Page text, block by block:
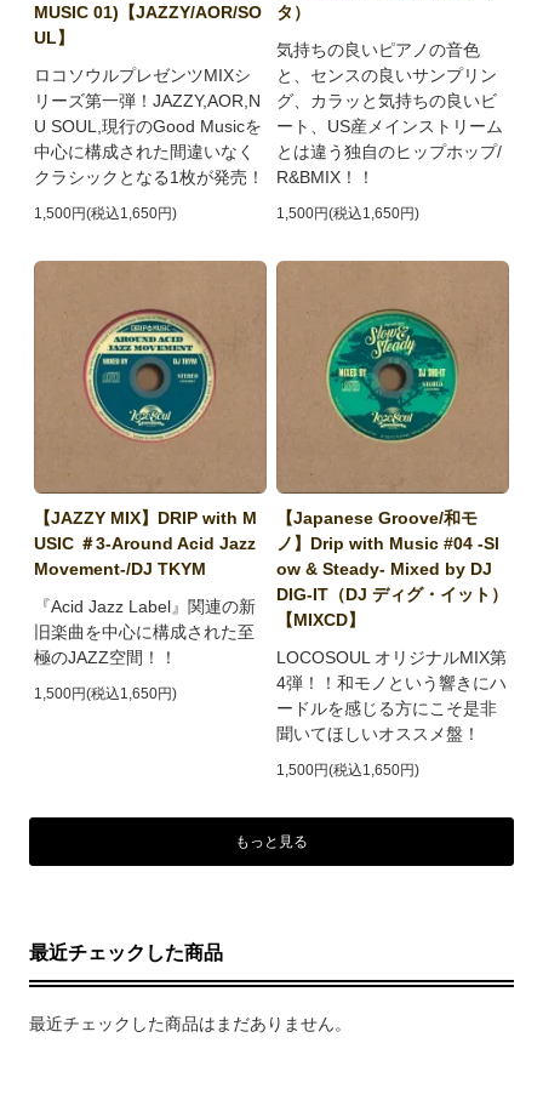
MUSIC 01)【JAZZY/AOR/SO
UL】
ロコソウルプレゼンツMIXシ
リーズ第一弾！JAZZY,AOR,N
U SOUL,現行のGood Musicを
中心に構成された間違いなく
クラシックとなる1枚が発売！
1,500円(税込1,650円)
タ）
気持ちの良いピアノの音色
と、センスの良いサンプリン
グ、カラッと気持ちの良いビ
ート、US産メインストリーム
とは違う独自のヒップホップ/
R&BMIX！！
1,500円(税込1,650円)
【JAZZY MIX】DRIP with M
USIC ＃3-Around Acid Jazz
Movement-/DJ TKYM
『Acid Jazz Label』関連の新
旧楽曲を中心に構成された至
極のJAZZ空間！！
1,500円(税込1,650円)
【Japanese Groove/和モ
ノ】Drip with Music #04 -Sl
ow & Steady- Mixed by DJ
DIG-IT（DJ ディグ・イット）
【MIXCD】
LOCOSOUL オリジナルMIX第
4弾！！和モノという響きにハ
ードルを感じる方にこそ是非
聞いてほしいオススメ盤！
1,500円(税込1,650円)
もっと見る
最近チェックした商品
最近チェックした商品はまだありません。